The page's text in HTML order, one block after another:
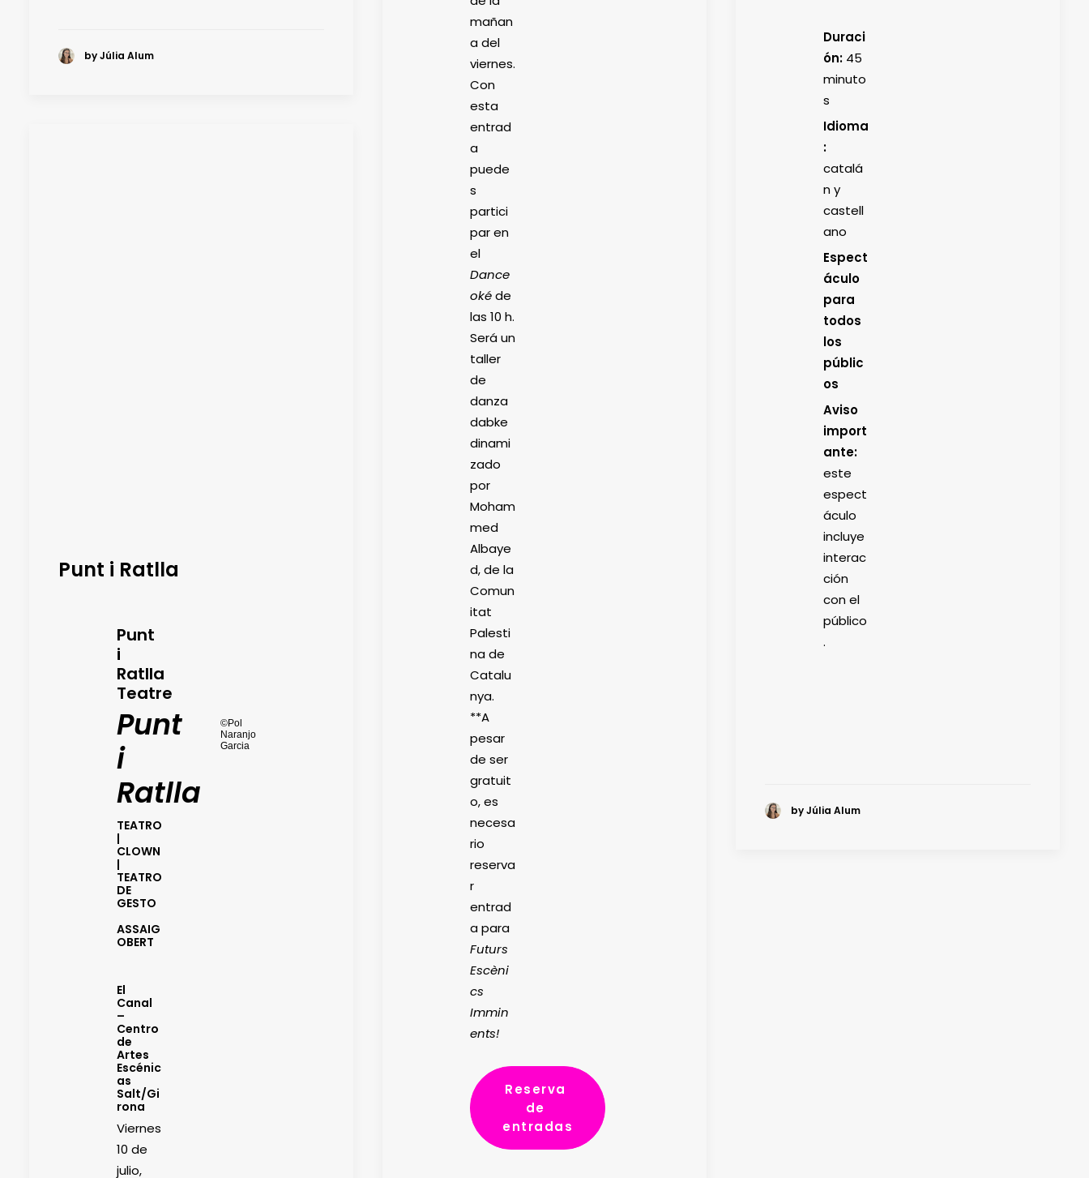
by Júlia Alum
mañan
a del
viernes.
Con
esta
entrad
a
puede
s
partici
par en
el
Dance
okéde
las 10 h.
Será un
taller
de
danza
dabke
dinami
zado
por
Moham
med
Albaye
d, de la
Comun
itat
Palesti
na de
Catalu
nya.
**A
pesar
de ser
gratuit
o, es
necesa
rio
reserva
r
entrad
a para
Futurs
Escèni
cs
Immin
ents!
Reserva
de
entradas
Duraci
ón: 45
minuto
s
Idioma
:
catalá
n y
castell
ano
Espect
áculo
para
todos
los
públic
os
Aviso
import
ante:
este
espect
áculo
incluye
interac
ción
con el
público
.
by Júlia Alum
Punt i Ratlla
Punt
i
Ratlla
Teatre
Punt
i
Ratlla
TEATRO
|
CLOWN
|
TEATRO
DE
GESTO
ASSAIG
OBERT
El
Canal
–
Centro
de
Artes
Escénic
as
Salt/Gi
rona
Viernes
10 de
julio,
©Pol
Naranjo
Garcia